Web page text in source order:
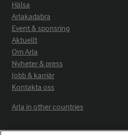
Hälsa
Arlakadabra
Event & sponsring
Aktuellt
Om Arla
Nyheter & press
Jobb & karriär
Kontakta oss
Arla in other countries